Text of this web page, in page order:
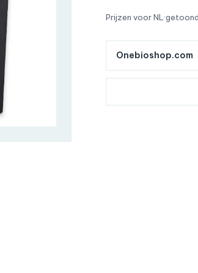
Prijzen voor NL ·getoond
Onebioshop.com